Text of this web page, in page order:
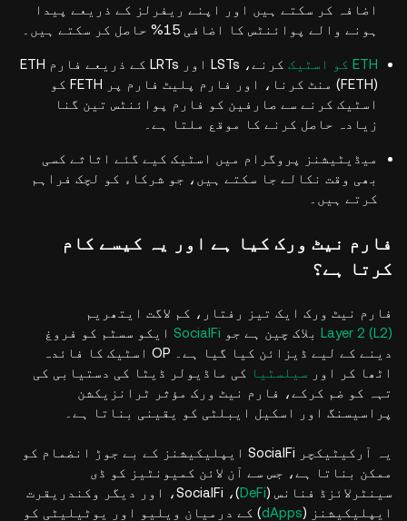
اضافہ کر سکتے ہیں اور اپنے ریفرلز کے ذریعے پیدا
ہونے والے پوائنٹس کا اضافی 15% حاصل کر سکتے ہیں۔
ETH کو اسٹیک
کرنے، LSTs اور LRTs کے ذریعے فارم ETH
(FETH) منٹ کرنا، اور فارم پلیٹ فارم پر FETH کو
اسٹیک کرنے سے صارفین کو فارم پوائنٹس تین گنا
زیادہ حاصل کرنے کا موقع ملتا ہے۔
میڈیٹیشنز پروگرام میں اسٹیک کیے گئے اثاثے کسی
بھی وقت نکالے جا سکتے ہیں، جو شرکاء کو لچک فراہم
کرتے ہیں۔
فارم نیٹ ورک کیا ہے اور یہ کیسے کام
کرتا ہے؟
فارم نیٹ ورک ایک تیز رفتار، کم لاگت ایتھریم
Layer 2 (L2) بلاک چین ہے جو SocialFi ایکو سسٹم کو فروغ
دینے کے لیے ڈیزائن کیا گیا ہے۔ OP اسٹیک کا فائدہ
اٹھا کر اور سیلسٹیا کی ماڈیولر ڈیٹا کی دستیابی کی
تہہ کو ضم کرکے، فارم نیٹ ورک مؤثر ٹرانزیکشن
پراسیسنگ اور اسکیل ایبلٹی کو یقینی بناتا ہے۔
یہ آرکیٹیکچر SocialFi ایپلیکیشنز کے بے جوڑ انضمام کو
ممکن بناتا ہے، جس سے آن لائن کمیونٹیز کو ڈی
سینٹرلائزڈ فنانس (DeFi
)، SocialFi، اور دیگر وکندریقرت
ایپلیکیشنز (dApps) کے درمیان ویلیو اور یوٹیلیٹی کو